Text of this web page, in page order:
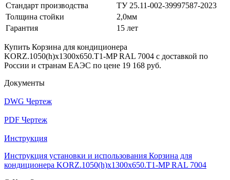
Стандарт производства
ТУ 25.11-002-39997587-2023
Толщина стойки
2,0мм
Гарантия
15 лет
Купить Корзина для кондиционера
KORZ.1050(h)x1300x650.T1-MP RAL 7004 с доставкой по
России и странам ЕАЭС по цене 19 168 руб.
Документы
DWG Чертеж
PDF Чертеж
Инструкция
Инструкция установки и использования Корзина для
кондиционера KORZ.1050(h)x1300x650.T1-MP RAL 7004